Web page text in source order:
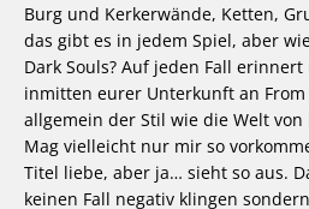
Burg und Kerkerwände, Ketten,
das gibt es in jedem Spiel, aber
Dark Souls? Auf jeden Fall
inmitten eurer Unterkunft an From
allgemein der Stil wie die Welt
Mag vielleicht nur mir so
Titel liebe, aber ja… sieht so aus.
keinen Fall negativ klingen